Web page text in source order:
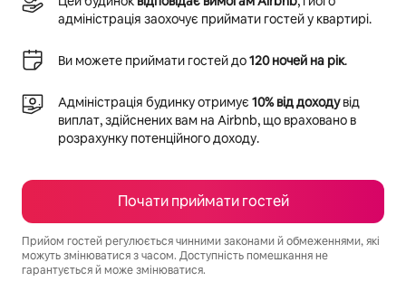
адміністрація заохочує приймати гостей у квартирі.
Ви можете приймати гостей до120 ночей на рік.
Адміністрація будинку отримує 10% від доходувід
виплат, здійснених вам на Airbnb, що враховано в
розрахунку потенційного доходу.
Почати приймати гостей
Прийом гостей регулюється чинними законами й обмеженнями, які
можуть змінюватися з часом. Доступність помешкання не
гарантується й може змінюватися.